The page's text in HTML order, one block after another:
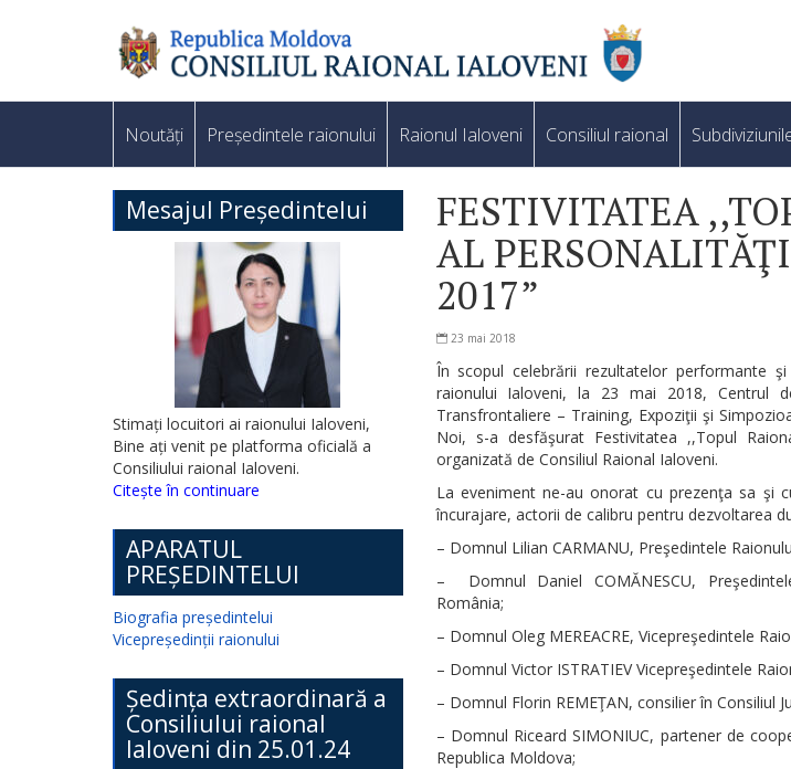
Noutăți Președintele raionului Raionul Ialoveni Consiliul raional
Mesajul Președintelui
Stimați locuitori ai raionului Ialoveni,
Bine ați venit pe platforma oficială a
Consiliului raional Ialoveni.
Citește în continuare
APARATUL
PREȘEDINTELUI
Biografia președintelui
Vicepreședinții raionului
Ședința extraordinară a
Consiliului raional
Ialoveni din 25.01.24
FESTIVITATEA
AL
2017”
23 mai 2018
În scopul celebrării rezultatelor performante
raionului Ialoveni, la 23 mai 2018, Centrul
Transfrontaliere – Training, Expoziţii şi
Noi, s-a desfăşurat Festivitatea ,,Topul
organizată de Consiliul Raional Ialoveni.
La eveniment ne-au onorat cu prezenţa sa şi
încurajare, actorii de calibru pentru dezvoltarea
– Domnul Lilian CARMANU, Preşedintele
– Domnul Daniel COMĂNESCU,
România;
– Domnul Oleg MEREACRE, Vicepreşedintele
– Domnul Victor ISTRATIEV Vicepreşedintele
– Domnul Florin REMEŢAN, consilier în Consiliul
– Domnul Riceard SIMONIUC, partener de
Republica Moldova;